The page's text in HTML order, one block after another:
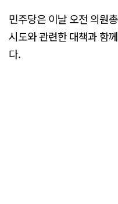
민주당은 이날 오전 의원
시도와 관련한 대책과 함
다.